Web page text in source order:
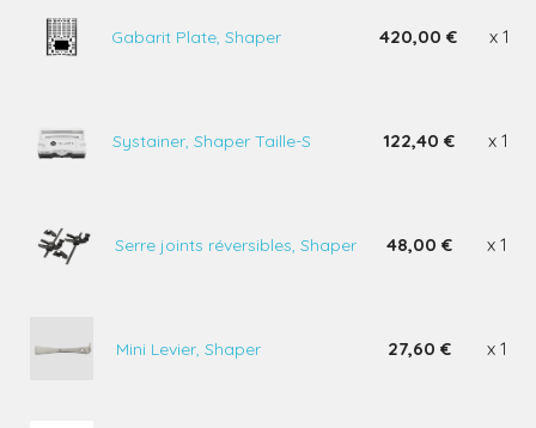
Gabarit Plate, Shaper 420,00 € x 1
Systainer, Shaper Taille-S 122,40 € x 1
Serre joints réversibles, Shaper 48,00 € x 1
Mini Levier, Shaper 27,60 € x 1